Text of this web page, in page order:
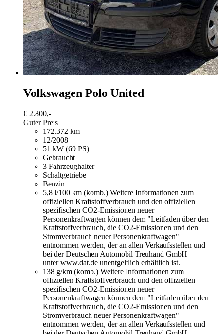
Volkswagen Polo United
€ 2.800,-
Guter Preis
172.372 km
12/2008
51 kW (69 PS)
Gebraucht
3 Fahrzeughalter
Schaltgetriebe
Benzin
5,8 l/100 km (komb.) Weitere Informationen zum
offiziellen Kraftstoffverbrauch und den offiziellen
spezifischen CO2-Emissionen neuer
Personenkraftwagen können dem "Leitfaden über den
Kraftstoffverbrauch, die CO2-Emissionen und den
Stromverbrauch neuer Personenkraftwagen"
entnommen werden, der an allen Verkaufsstellen und
bei der Deutschen Automobil Treuhand GmbH
unter www.dat.de unentgeltlich erhältlich ist.
138 g/km (komb.) Weitere Informationen zum
offiziellen Kraftstoffverbrauch und den offiziellen
spezifischen CO2-Emissionen neuer
Personenkraftwagen können dem "Leitfaden über den
Kraftstoffverbrauch, die CO2-Emissionen und den
Stromverbrauch neuer Personenkraftwagen"
entnommen werden, der an allen Verkaufsstellen und